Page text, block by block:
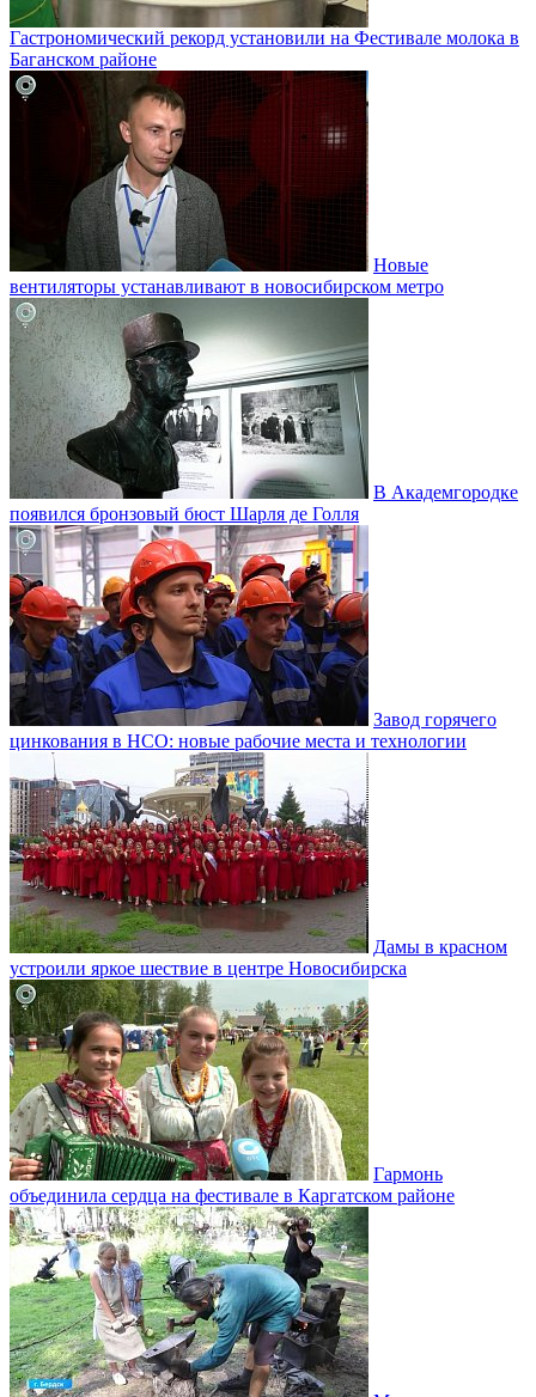
Гастрономический рекорд установили на Фестивале молока в
Баганском районе
Новые
вентиляторы устанавливают в новосибирском метро
В Академгородке
появился бронзовый бюст Шарля де Голля
Завод горячего
цинкования в НСО: новые рабочие места и технологии
Дамы в красном
устроили яркое шествие в центре Новосибирска
Гармонь
объединила сердца на фестивале в Каргатском районе